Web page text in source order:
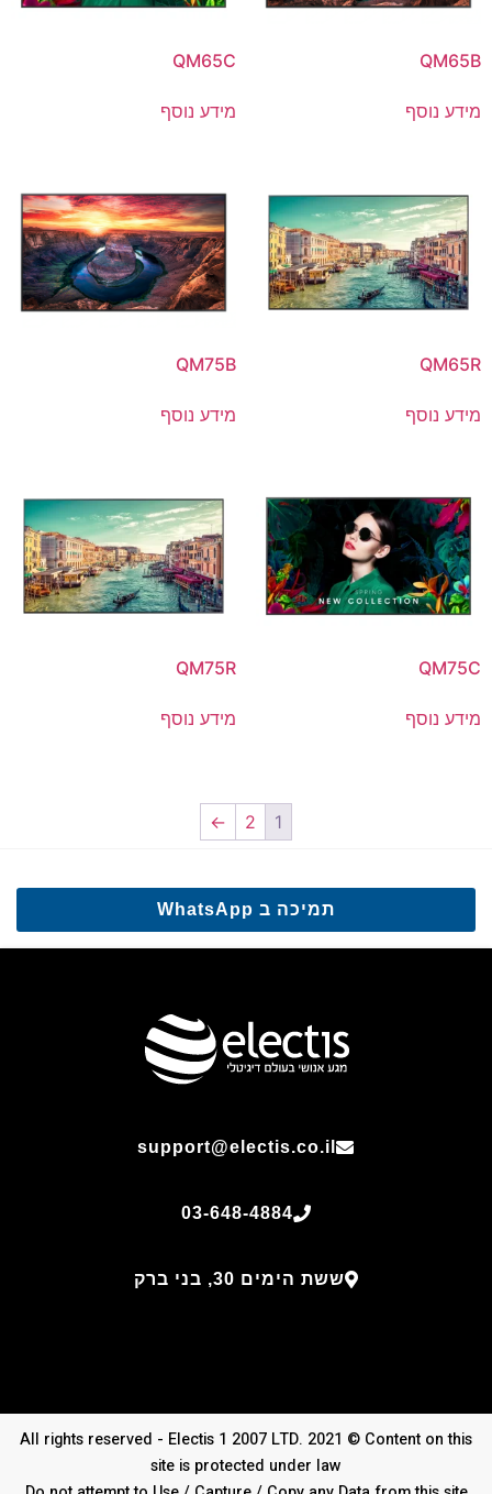
QM65B
מידע נוסף
QM65C
מידע נוסף
QM65R
מידע נוסף
QM75B
מידע נוסף
QM75C
מידע נוסף
QM75R
מידע נוסף
1
2
←
תמיכה ב WhatsApp
support@electis.co.il
03-648-4884
ששת הימים 30, בני ברק
All rights reserved - Electis 1 2007 LTD. 2021 © Content on this
site is protected under law